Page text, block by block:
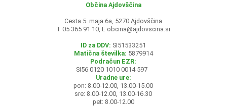
Občina Ajdovščina
Cesta 5. maja 6a, 5270 Ajdovščina
T 05 365 91 10, E obcina@ajdovscina.si
ID za DDV: SI51533251
Matična številka: 5879914
Podračun EZR:
SI56 0120 1010 0014 597
Uradne ure:
pon: 8.00-12.00, 13.00-15.00
sre: 8.00-12.00, 13.00-16.30
pet: 8.00-12.00